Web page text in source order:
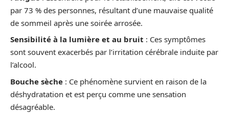
par 73 % des personnes, résultant d’une mauvaise qualité
de sommeil après une soirée arrosée.
Sensibilité à la lumière et au bruit : Ces symptômes
sont souvent exacerbés par l’irritation cérébrale induite par
l’alcool.
Bouche sèche : Ce phénomène survient en raison de la
déshydratation et est perçu comme une sensation
désagréable.